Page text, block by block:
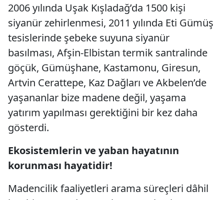
2006 yılında Uşak Kışladağ’da 1500 kişi
siyanür zehirlenmesi, 2011 yılında Eti Gümüş
tesislerinde şebeke suyuna siyanür
basılması, Afşin-Elbistan termik santralinde
göçük, Gümüşhane, Kastamonu, Giresun,
Artvin Cerattepe, Kaz Dağları ve Akbelen’de
yaşananlar bize madene değil, yaşama
yatırım yapılması gerektiğini bir kez daha
gösterdi.
Ekosistemlerin ve yaban hayatının
korunması hayatidir!
Madencilik faaliyetleri arama süreçleri dâhil